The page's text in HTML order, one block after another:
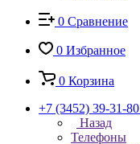
0 Сравнение
0 Избранное
0 Корзина
+7 (3452) 39-31-80
Назад
Телефоны